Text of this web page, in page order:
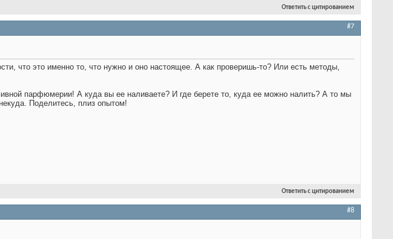
Ответить с цитированием
#7
что это именно то, что нужно и оно настоящее. А как проверишь-то? Или есть методы,
парфюмерии! А куда вы ее наливаете? И где берете то, куда ее можно налить? А то мы
Поделитесь, плиз опытом!
Ответить с цитированием
#8